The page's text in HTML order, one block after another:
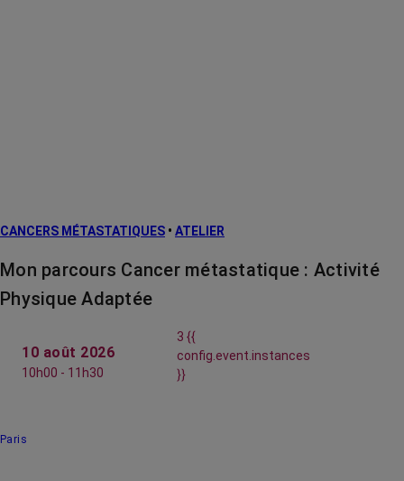
CANCERS MÉTASTATIQUES • ATELIER
Mon parcours Cancer métastatique : Activité
Physique Adaptée
10 août 2026
10h00 - 11h30
3 {{
config.event.instances
}}
Paris